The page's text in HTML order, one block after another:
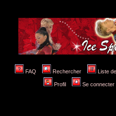
FAQ Rechercher Liste
Profil Se